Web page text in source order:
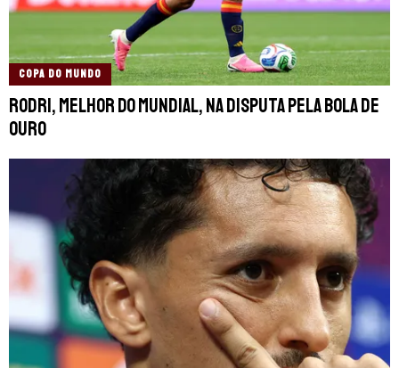
COPA DO MUNDO
Rodri, melhor do Mundial, na disputa pela Bola de
Ouro